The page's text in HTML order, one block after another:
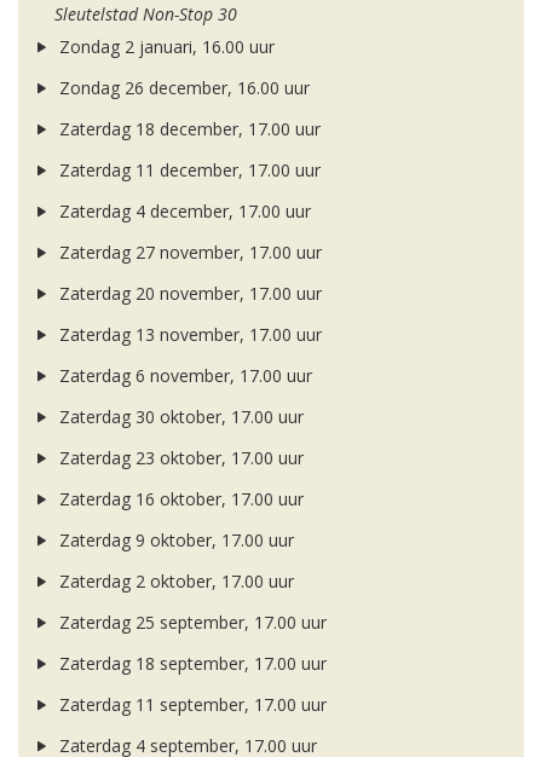
Sleutelstad Non-Stop 30
Zondag 2 januari, 16.00 uur
Zondag 26 december, 16.00 uur
Zaterdag 18 december, 17.00 uur
Zaterdag 11 december, 17.00 uur
Zaterdag 4 december, 17.00 uur
Zaterdag 27 november, 17.00 uur
Zaterdag 20 november, 17.00 uur
Zaterdag 13 november, 17.00 uur
Zaterdag 6 november, 17.00 uur
Zaterdag 30 oktober, 17.00 uur
Zaterdag 23 oktober, 17.00 uur
Zaterdag 16 oktober, 17.00 uur
Zaterdag 9 oktober, 17.00 uur
Zaterdag 2 oktober, 17.00 uur
Zaterdag 25 september, 17.00 uur
Zaterdag 18 september, 17.00 uur
Zaterdag 11 september, 17.00 uur
Zaterdag 4 september, 17.00 uur